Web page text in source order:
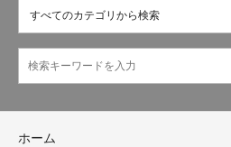
ホーム